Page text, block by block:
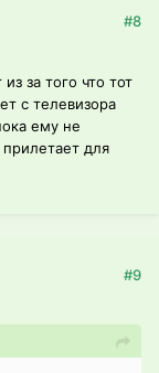
#8
за того что тот
с телевизора
ему не
для
#9